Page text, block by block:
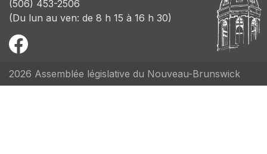
(506) 453-2506
(Du lun au ven: de 8 h 15 à 16 h 30)
2026 Assemblée législative du Nouveau-Brunswick